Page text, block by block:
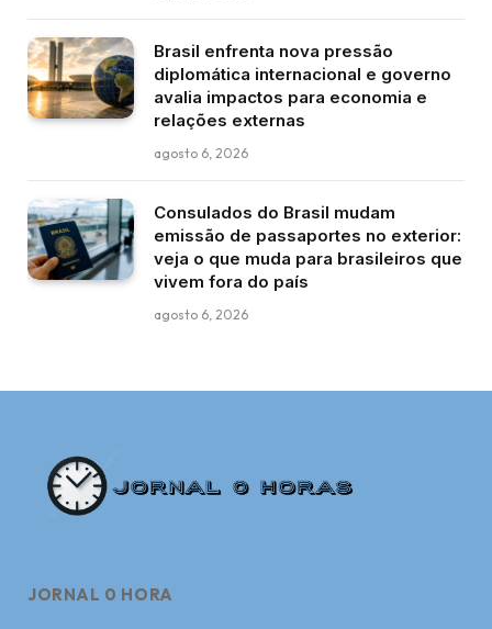
Brasil enfrenta nova pressão
diplomática internacional e governo
avalia impactos para economia e
relações externas
agosto 6, 2026
Consulados do Brasil mudam
emissão de passaportes no exterior:
veja o que muda para brasileiros que
vivem fora do país
agosto 6, 2026
JORNAL 0 HORA